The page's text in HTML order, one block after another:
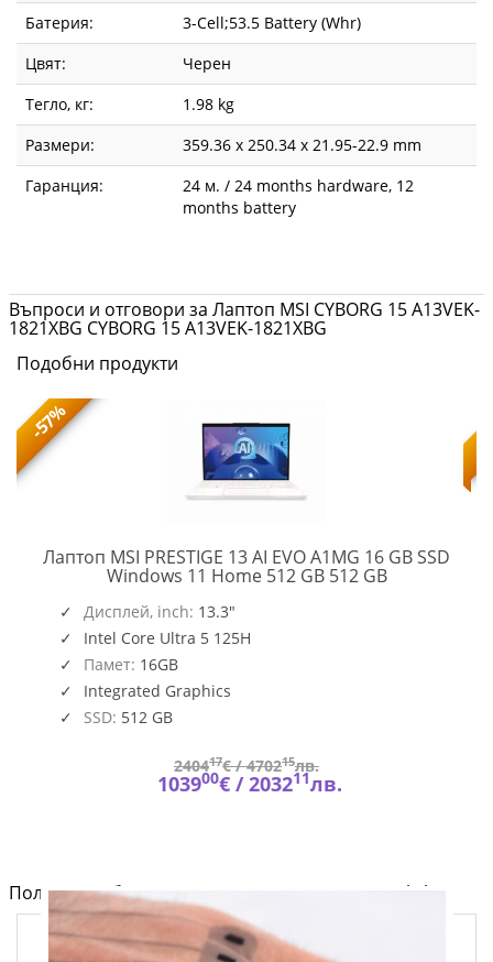
Батерия:
3-Cell;53.5 Battery (Whr)
Цвят:
Черен
Тегло, кг:
1.98 kg
Размери:
359.36 x 250.34 x 21.95-22.9 mm
Гаранция:
24 м. / 24 months hardware, 12
months battery
Въпроси и отговори за Лаптоп MSI CYBORG 15 A13VEK-
1821XBG CYBORG 15 A13VEK-1821XBG
Подобни продукти
-57%
Лаптоп MSI PRESTIGE 13 AI EVO A1MG 16 GB SSD
Windows 11 Home 512 GB 512 GBPRESTIGE
Дисплей, inch: 13.3"
Intel Core Ultra 5 125H
Памет: 16GB
Integrated Graphics
SSD: 512 GB
240417€ /470215лв.
103900€ /203211лв.
Полезно от блога за компютри и лаптопи на Fly.bg